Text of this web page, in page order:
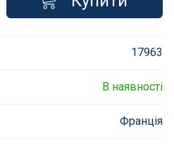
17963
В наявності
Франція